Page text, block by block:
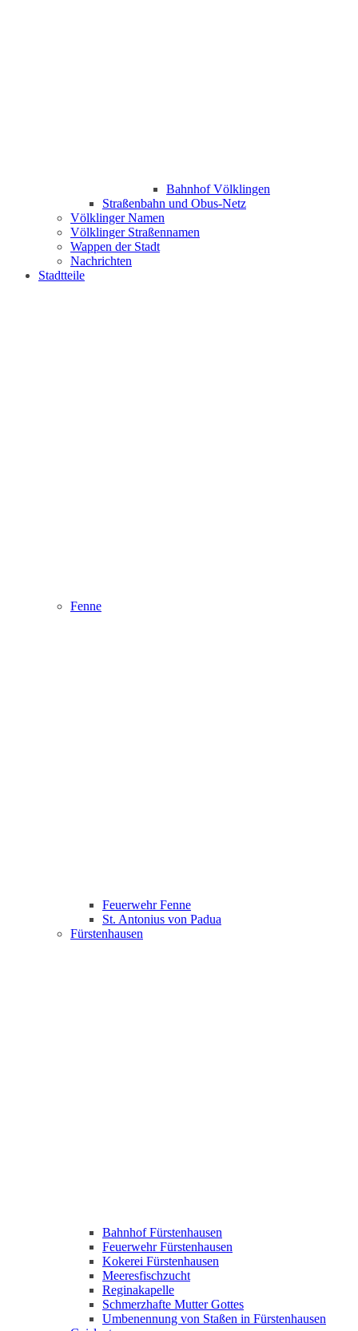
Bahnhof Völklingen
Straßenbahn und Obus-Netz
Völklinger Namen
Völklinger Straßennamen
Wappen der Stadt
Nachrichten
Stadtteile
Fenne
Feuerwehr Fenne
St. Antonius von Padua
Fürstenhausen
Bahnhof Fürstenhausen
Feuerwehr Fürstenhausen
Kokerei Fürstenhausen
Meeresfischzucht
Reginakapelle
Schmerzhafte Mutter Gottes
Umbenennung von Staßen in Fürstenhausen